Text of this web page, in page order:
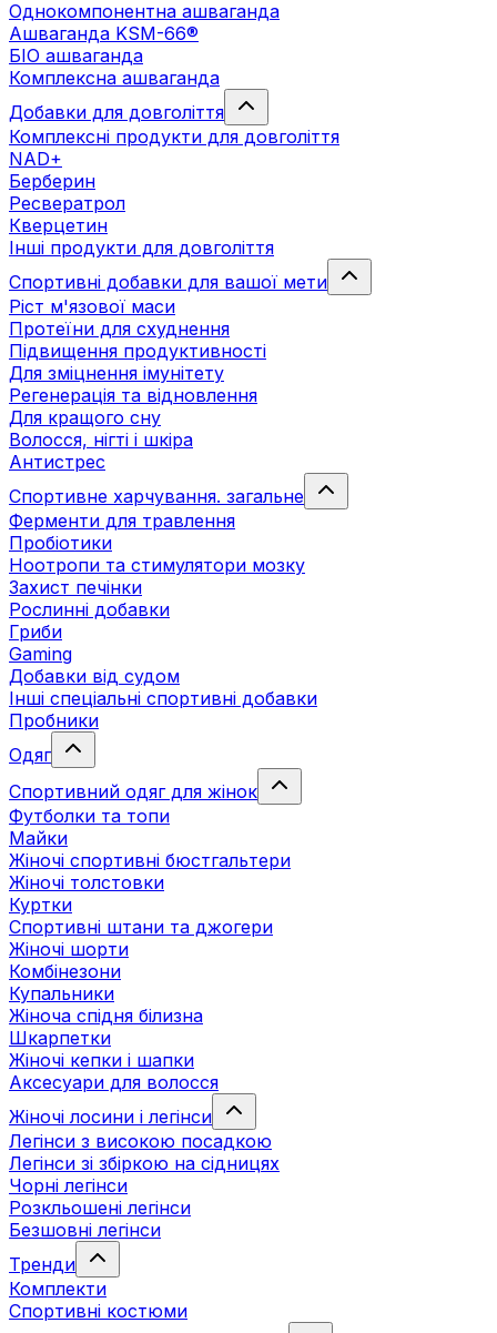
Однокомпонентна ашваганда
Ашваганда KSM-66®
БІО ашваганда
Комплексна ашваганда
Добавки для довголіття
Комплексні продукти для довголіття
NAD+
Берберин
Ресвератрол
Кверцетин
Інші продукти для довголіття
Спортивні добавки для вашої мети
Ріст м'язової маси
Протеїни для схуднення
Підвищення продуктивності
Для зміцнення імунітету
Регенерація та відновлення
Для кращого сну
Волосся, нігті і шкіра
Антистрес
Спортивне харчування. загальне
Ферменти для травлення
Пробіотики
Ноотропи та стимулятори мозку
Захист печінки
Рослинні добавки
Гриби
Gaming
Добавки від судом
Інші спеціальні спортивні добавки
Пробники
Одяг
Спортивний одяг для жінок
Футболки та топи
Майки
Жіночі спортивні бюстгальтери
Жіночі толстовки
Куртки
Спортивні штани та джогери
Жіночі шорти
Комбінезони
Купальники
Жіноча спідня білизна
Шкарпетки
Жіночі кепки і шапки
Аксесуари для волосся
Жіночі лосини і легінси
Легінси з високою посадкою
Легінси зі збіркою на сідницях
Чорні легінси
Розкльошені легінси
Безшовні легінси
Тренди
Комплекти
Спортивні костюми